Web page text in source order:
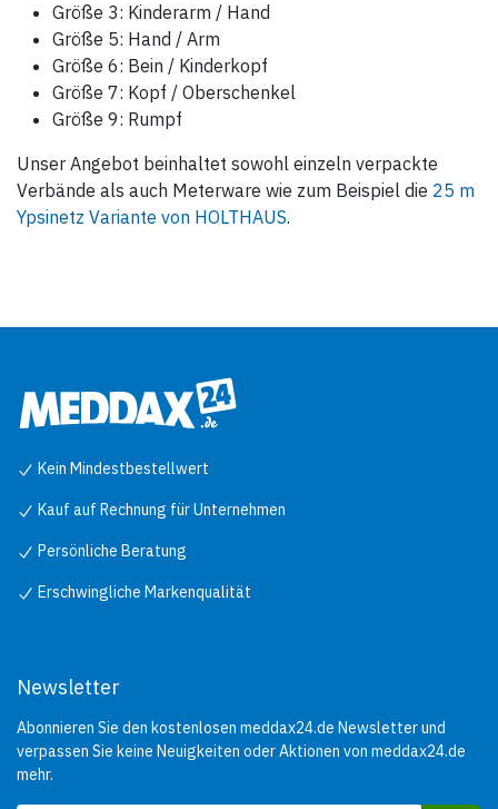
Größe 3: Kinderarm / Hand
Größe 5: Hand / Arm
Größe 6: Bein / Kinderkopf
Größe 7: Kopf / Oberschenkel
Größe 9: Rumpf
Unser Angebot beinhaltet sowohl einzeln verpackte
Verbände als auch Meterware wie zum Beispiel die 25 m
Ypsinetz Variante von HOLTHAUS.
Kein Mindestbestellwert
Kauf auf Rechnung für Unternehmen
Persönliche Beratung
Erschwingliche Markenqualität
Newsletter
Abonnieren Sie den kostenlosen meddax24.de Newsletter und
verpassen Sie keine Neuigkeiten oder Aktionen von meddax24.de
mehr.